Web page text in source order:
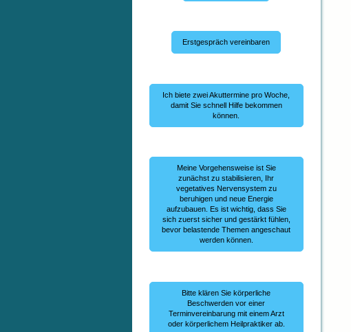
Erstgespräch vereinbaren
Ich biete zwei Akuttermine pro Woche,
damit Sie schnell Hilfe bekommen
können.
Meine Vorgehensweise ist Sie
zunächst zu stabilisieren, Ihr
vegetatives Nervensystem zu
beruhigen und neue Energie
aufzubauen. Es ist wichtig, dass Sie
sich zuerst sicher und gestärkt fühlen,
bevor belastende Themen angeschaut
werden können.
Bitte klären Sie körperliche
Beschwerden vor einer
Terminvereinbarung mit einem Arzt
oder körperlichem Heilpraktiker ab.